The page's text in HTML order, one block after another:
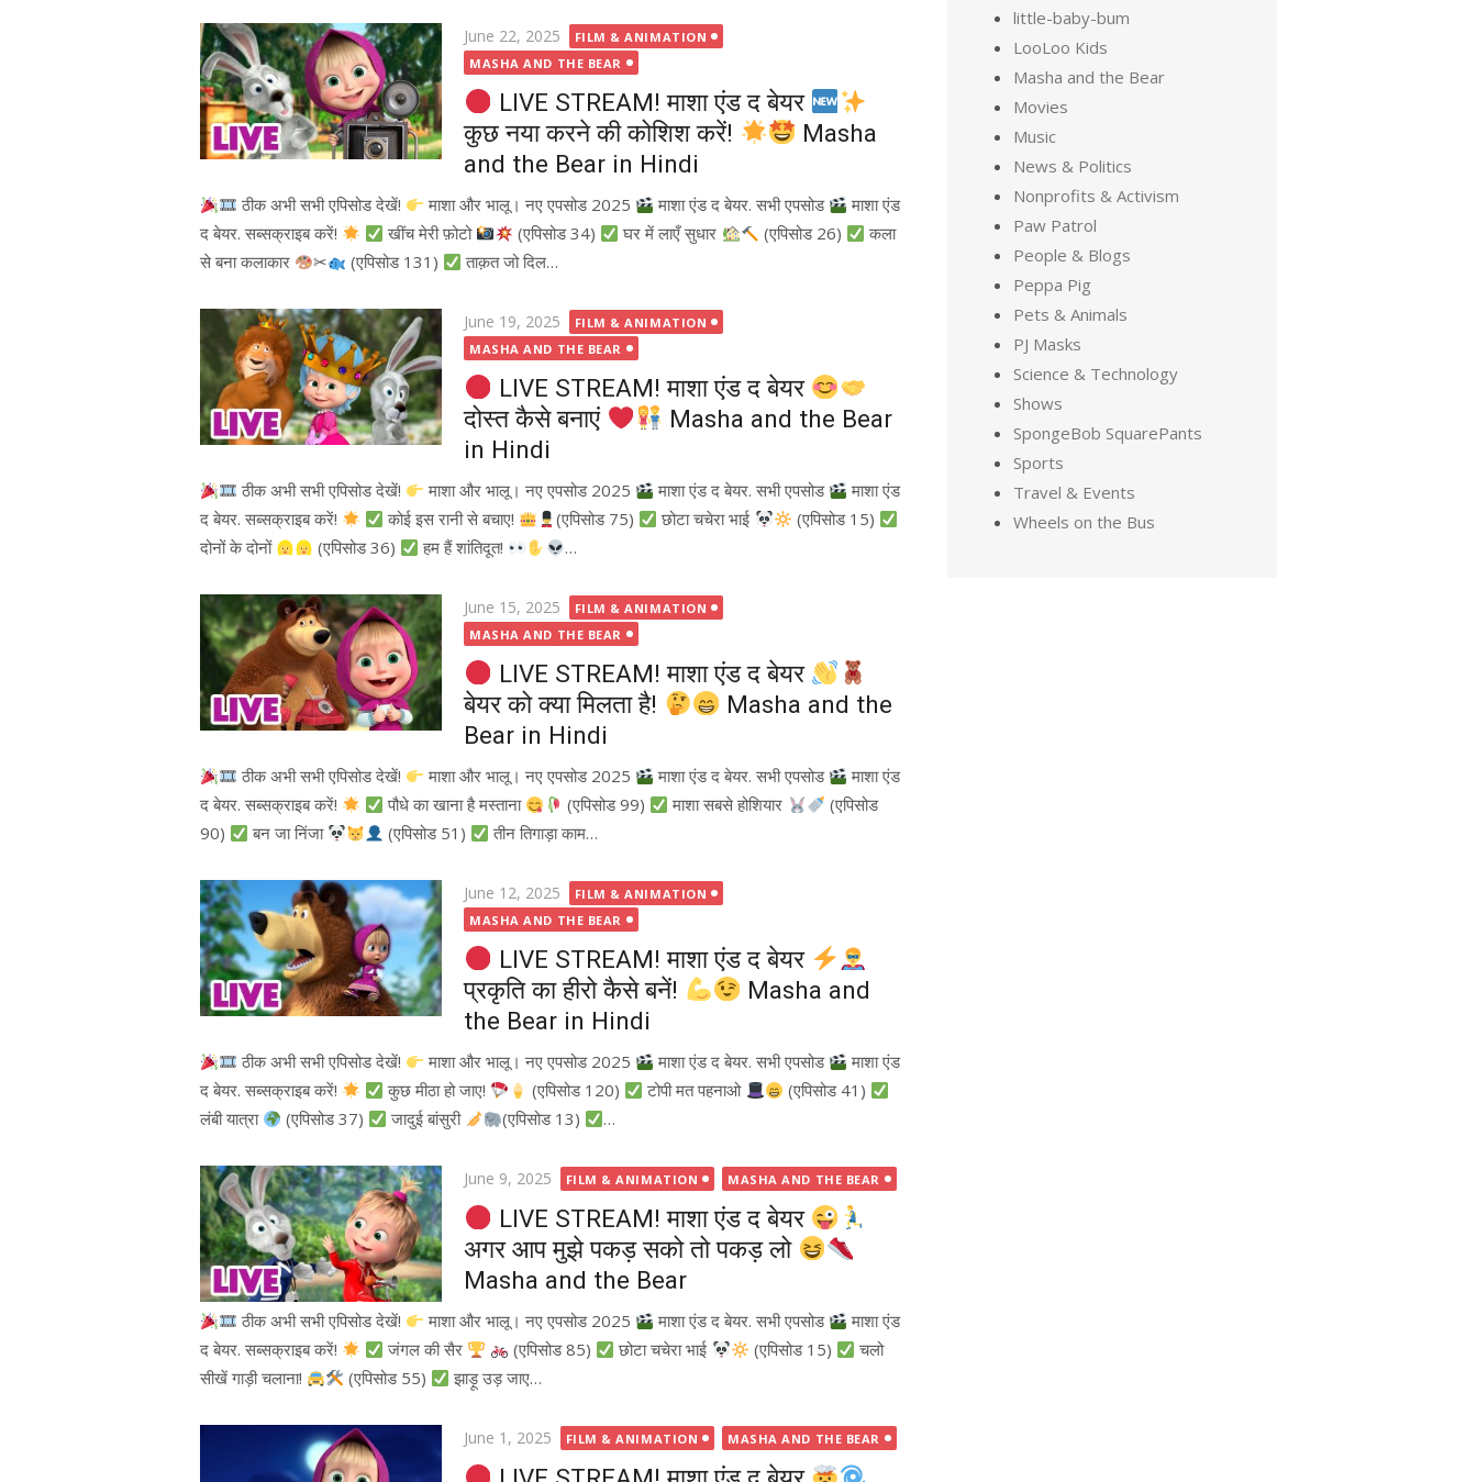
Posted
on
June 22, 2025
FILM & ANIMATION
MASHA AND THE BEAR
LIVE STREAM! माशा एंड द बेयर
कुछ नया करने की कोशिश करें!
Masha
and the Bear in Hindi
ठीक अभी सभी एपिसोड देखें! माशा और भालू। नए एपसोड 2025 माशा एंड द बेयर. सभी एपसोड
माशा एंड
द बेयर. सब्सक्राइब करें!
खींच मेरी फ़ोटो (एपिसोड 34) घर में लाएँ सुधार (एपिसोड 26)
कला
से बना कलाकार
✂ (एपिसोड 131) ताक़त जो दिल…
Posted
on
June 19, 2025
FILM & ANIMATION
MASHA AND THE BEAR
LIVE STREAM! माशा एंड द बेयर
दोस्त कैसे बनाएं
Masha and the Bear
in Hindi
ठीक अभी सभी एपिसोड देखें! माशा और भालू। नए एपसोड 2025 माशा एंड द बेयर. सभी एपसोड
माशा एंड
द बेयर. सब्सक्राइब करें!
कोई इस रानी से बचाए! (एपिसोड 75) छोटा चचेरा भाई
(एपिसोड 15)
दोनों के दोनों
(एपिसोड 36) हम हैं शांतिदूत! …
Posted
on
June 15, 2025
FILM & ANIMATION
MASHA AND THE BEAR
LIVE STREAM! माशा एंड द बेयर
बेयर को क्या मिलता है!
Masha and the
Bear in Hindi
ठीक अभी सभी एपिसोड देखें! माशा और भालू। नए एपसोड 2025 माशा एंड द बेयर. सभी एपसोड
माशा एंड
द बेयर. सब्सक्राइब करें!
पौधे का खाना है मस्ताना (एपिसोड 99) माशा सबसे होशियार
(एपिसोड
90)
बन जा निंजा (एपिसोड 51) तीन तिगाड़ा काम…
Posted
on
June 12, 2025
FILM & ANIMATION
MASHA AND THE BEAR
LIVE STREAM! माशा एंड द बेयर
प्रकृति का हीरो कैसे बनें!
Masha and
the Bear in Hindi
ठीक अभी सभी एपिसोड देखें! माशा और भालू। नए एपसोड 2025 माशा एंड द बेयर. सभी एपसोड
माशा एंड
द बेयर. सब्सक्राइब करें!
कुछ मीठा हो जाए! (एपिसोड 120) टोपी मत पहनाओ
(एपिसोड 41)
लंबी यात्रा
(एपिसोड 37) जादुई बांसुरी (एपिसोड 13) …
Posted
on
June 9, 2025 FILM & ANIMATION MASHA AND THE BEAR
LIVE STREAM! माशा एंड द बेयर
अगर आप मुझे पकड़ सको तो पकड़ लो
Masha and the Bear
ठीक अभी सभी एपिसोड देखें! माशा और भालू। नए एपसोड 2025 माशा एंड द बेयर. सभी एपसोड
माशा एंड
द बेयर. सब्सक्राइब करें!
जंगल की सैर (एपिसोड 85) छोटा चचेरा भाई (एपिसोड 15)
चलो
सीखें गाड़ी चलाना!
(एपिसोड 55) झाड़ू उड़ जाए…
Posted
on
June 1, 2025 FILM & ANIMATION MASHA AND THE BEAR
little-baby-bum
LooLoo Kids
Masha and the Bear
Movies
Music
News & Politics
Nonprofits & Activism
Paw Patrol
People & Blogs
Peppa Pig
Pets & Animals
PJ Masks
Science & Technology
Shows
SpongeBob SquarePants
Sports
Travel & Events
Wheels on the Bus